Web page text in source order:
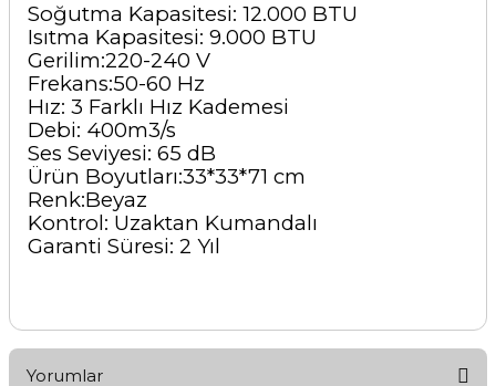
Soğutma Kapasitesi: 12.000 BTU
Isıtma Kapasitesi: 9.000 BTU
Gerilim:220-240 V
Frekans:50-60 Hz
Hız: 3 Farklı Hız Kademesi
Debi: 400m3/s
Ses Seviyesi: 65 dB
Ürün Boyutları:33*33*71 cm
Renk:Beyaz
Kontrol: Uzaktan Kumandalı
Garanti Süresi: 2 Yıl
Yorumlar